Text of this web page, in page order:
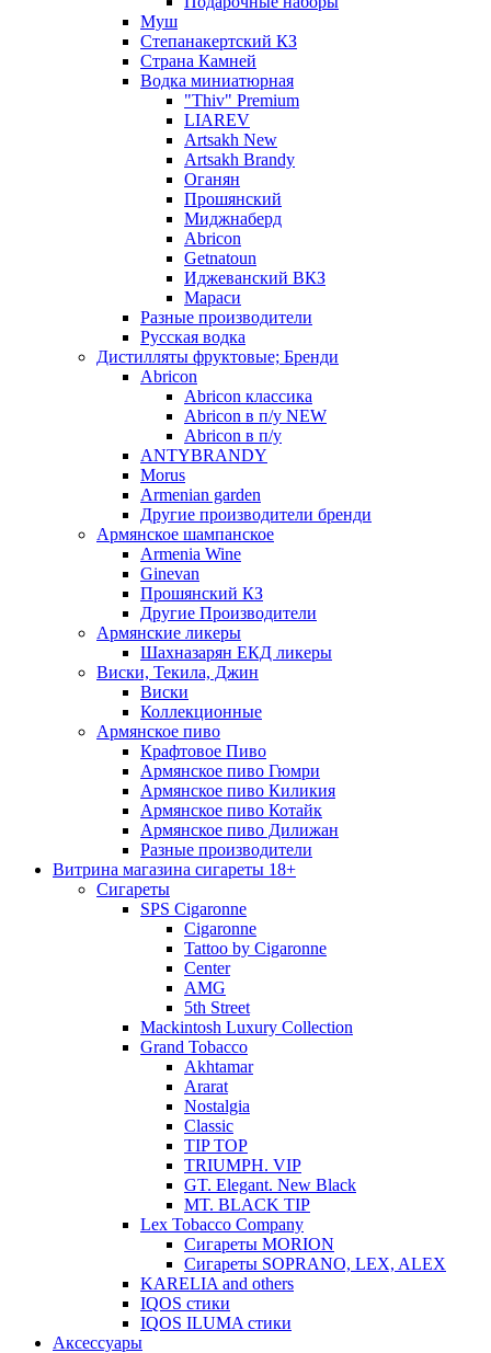
Муш
Степанакертский КЗ
Страна Камней
Водка миниатюрная
"Thiv" Premium
LIAREV
Artsakh New
Artsakh Brandy
Оганян
Прошянский
Миджнаберд
Abricon
Getnatoun
Иджеванский ВКЗ
Мараси
Разные производители
Русская водка
Дистилляты фруктовые; Бренди
Abricon
Abricon классика
Abricon в п/у NEW
Abricon в п/у
ANTYBRANDY
Morus
Armenian garden
Другие производители бренди
Армянское шампанское
Armenia Wine
Ginevan
Прошянский КЗ
Другие Производители
Армянские ликеры
Шахназарян ЕКД ликеры
Виски, Текила, Джин
Виски
Коллекционные
Армянское пиво
Крафтовое Пиво
Армянское пиво Гюмри
Армянское пиво Киликия
Армянское пиво Котайк
Армянское пиво Дилижан
Разные производители
Витрина магазина сигареты 18+
Cигареты
SPS Cigaronne
Сigaronne
Tattoo by Cigaronne
Center
AMG
5th Street
Mackintosh Luxury Collection
Grand Tobacco
Akhtamar
Ararat
Nostalgia
Classic
TIP TOP
TRIUMPH. VIP
GT. Elegant. New Black
MT. BLACK TIP
Lex Tobacco Company
Сигареты MORION
Сигареты SOPRANO, LEX, ALEX
KARELIA and others
IQOS стики
IQOS ILUMA стики
Аксессуары